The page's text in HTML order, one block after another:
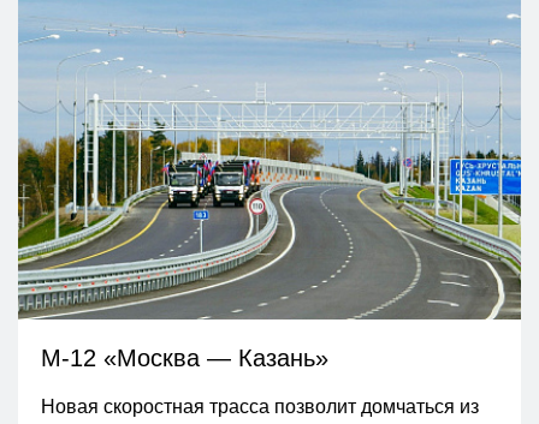
М-12 «Москва — Казань»
Новая скоростная трасса позволит домчаться из